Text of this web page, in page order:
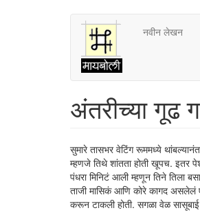
नवीन लेखन
अंतरीच्या गूढ
सुमारे तासभर वेटिंग रूममध्ये
म्हणजे तिथे शांतता होती खूपच. इतर
पंधरा मिनिटं आली म्हणून तिने तिला
ताजी मासिकं आणि कोरे कागद असलेलं
करून टाकली होती. सगळा वेळ